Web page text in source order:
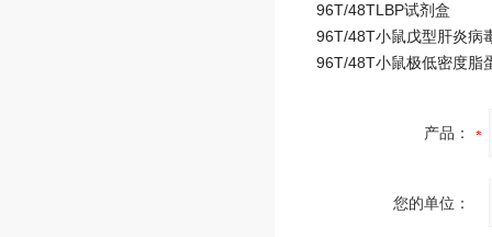
96T/48TLBP试剂盒
产品：
您的单位：